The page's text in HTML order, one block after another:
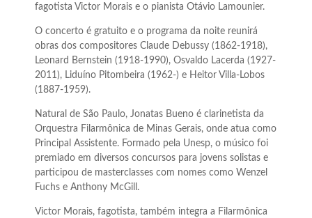
fagotista Victor Morais e o pianista Otávio Lamounier.
O concerto é gratuito e o programa da noite reunirá
obras dos compositores Claude Debussy (1862-1918),
Leonard Bernstein (1918-1990), Osvaldo Lacerda (1927-
2011), Liduíno Pitombeira (1962-) e Heitor Villa-Lobos
(1887-1959).
Natural de São Paulo, Jonatas Bueno é clarinetista da
Orquestra Filarmônica de Minas Gerais, onde atua como
Principal Assistente. Formado pela Unesp, o músico foi
premiado em diversos concursos para jovens solistas e
participou de masterclasses com nomes como Wenzel
Fuchs e Anthony McGill.
Victor Morais, fagotista, também integra a Filarmônica